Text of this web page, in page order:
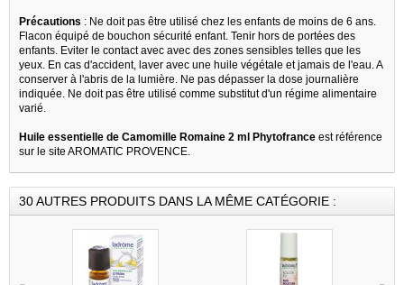
Précautions : Ne doit pas être utilisé chez les enfants de moins de 6 ans.
Flacon équipé de bouchon sécurité enfant. Tenir hors de portées des
enfants. Eviter le contact avec avec des zones sensibles telles que les
yeux. En cas d'accident, laver avec une huile végétale et jamais de l'eau. A
conserver à l'abris de la lumière. Ne pas dépasser la dose journalière
indiquée. Ne doit pas être utilisé comme substitut d'un régime alimentaire
varié.
Huile essentielle de Camomille Romaine 2 ml Phytofrance est référence
sur le site AROMATIC PROVENCE.
30 AUTRES PRODUITS DANS LA MÊME CATÉGORIE :